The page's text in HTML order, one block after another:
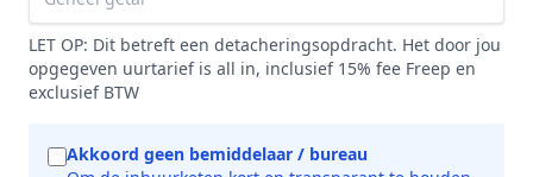
LET OP: Dit betreft een detacheringsopdracht. Het door jou
opgegeven uurtarief is all in, inclusief 15% fee Freep en
exclusief BTW
Akkoord geen bemiddelaar / bureau